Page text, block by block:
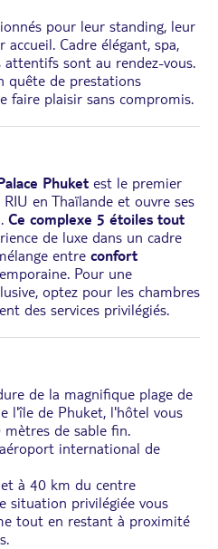
pour leur standing, leur
Cadre élégant, spa,
sont au rendez-vous.
quête de prestations
faire plaisir sans compromis.
Phuket est le premier
en Thaïlande et ouvre ses
Ce complexe 5 étoiles tout
de luxe dans un cadre
entre confort
Pour une
optez pour les chambres
des services privilégiés.
de la magnifique plage de
l'île de Phuket, l'hôtel vous
de sable fin.
international de
à 40 km du centre
situation privilégiée vous
tout en restant à proximité